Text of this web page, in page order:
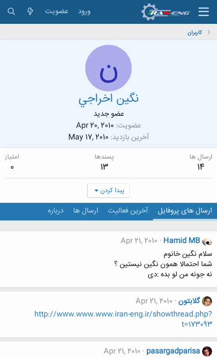
ورود عضویت
کاربران
ن
نگين اخراجي
عضو جدید
عضویت Apr 20, 2010
آخرین بازدید May 17, 2010
ارسال ها
14
پسندها
13
امتیاز
0
پیدا کردن
ارسال های پروفایل آخرین فعالیت ارسال ها درباره
Hamid MB
Apr 21, 2010
سلام نگین خانوم
شما احتمالا همون نگین نیستین ؟
نه جونه من لو بده :دی
گلابتون Apr 21, 2010
http://www.www.www.iran-eng.ir/showthread.php?
t=173093
pasargadparisa
Apr 21, 2010